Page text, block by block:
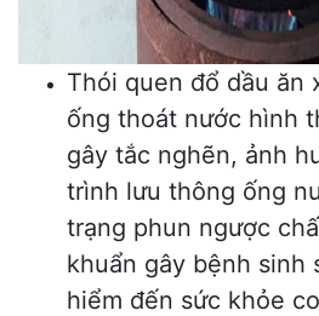
Thói quen đổ dầu ăn
ống thoát nước hình
gây tắc nghẽn, ảnh
trình lưu thông ống
trạng phun ngược
khuẩn gây bệnh sinh
hiểm đến sức khỏe